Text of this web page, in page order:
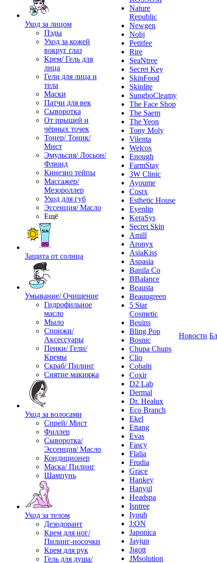
Уход за лицом
Пэды
Уход за кожей
вокруг глаз
Крем/ Гель для
лица
Гели для лица и
тела
Маски
Патчи для век
Сыворотка
От прыщей и
чёрных точек
Тонер/ Тоник/
Мист
Эмульсия/ Лосьон/
Флюид
Кинезио тейпы
Массажер/
Мезороллер
Уход для губ
Эссенция/ Масло
Ещё
Защита от солнца
Умывание/ Очищение
Гидрофильное
масло
Мыло
Спонжи/
Аксессуары
Пенки/ Гели/
Кремы
Скраб/ Пилинг
Снятие макияжа
Уход за волосами
Спрей/ Мист
Филлер
Сыворотка/
Эссенция/ Масло
Кондиционер
Маска/ Пилинг
Шампунь
Уход за телом
Дезодорант
Крем для ног/
Пилинг-носочки
Крем для рук
Гель для душа/
Nature
Republic
Newgen
Nohj
Petitfee
Rire
SeaNtree
Secret Key
SkinFood
Skinlite
SungboCleamy
The Face Shop
The Saem
The Yeon
Tony Moly
Vilenta
Welcos
Enough
FarmStay
3W Clinic
Ayoume
Cosrx
Esthetic House
Eyenlip
KeraSys
Secret Skin
Amill
Aronyx
AsiaKiss
Aspasia
Banila Co
BBalance
Beausta
Beauugreen
5 Star
Cosmetic
Beuins
Bling Pop
Bosnic
Chupa Chups
Clio
Cobalti
Coxir
D2 Lab
Dermal
Dr. Healux
Eco Branch
Ekel
Ettang
Evas
Fascy
Flalia
Frudia
Grace
Hankey
Hanyul
Headspa
Isntree
Iyoub
J:ON
Japonica
Jayjun
Jigott
JMsolution
Новости